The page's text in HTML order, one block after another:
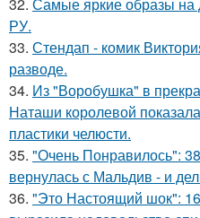
РУ.
33. Стендап - комик
разводе.
34. Из "Воробушка" в
Наташи королевой
пластики челюсти.
35. "Очень Понравилось":
вернулась с Мальдив - и
36. "Это Настоящий шок":